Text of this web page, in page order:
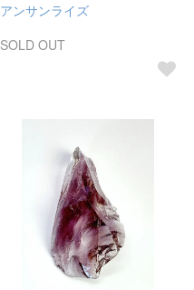
アンサンライズ
SOLD OUT